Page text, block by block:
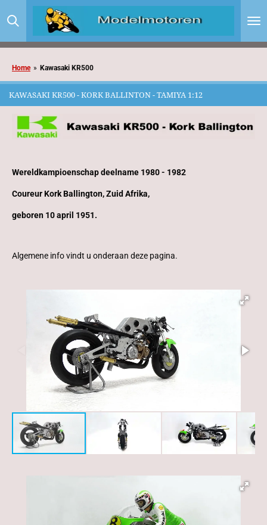
direct
de
Home » Kawasaki KR500
KAWASAKI KR500 - KORK BALLINTON - TAMIYA 1:12
Wereldkampioenschap deelname 1980 - 1982
Coureur Kork Ballington, Zuid Afrika,
geboren 10 april 1951.
Algemene info vindt u onderaan deze pagina.